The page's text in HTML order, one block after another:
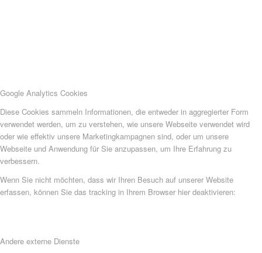
Google Analytics Cookies
Diese Cookies sammeln Informationen, die entweder in aggregierter Form
verwendet werden, um zu verstehen, wie unsere Webseite verwendet wird
oder wie effektiv unsere Marketingkampagnen sind, oder um unsere
Webseite und Anwendung für Sie anzupassen, um Ihre Erfahrung zu
verbessern.
Wenn Sie nicht möchten, dass wir Ihren Besuch auf unserer Website
erfassen, können Sie das tracking in Ihrem Browser hier deaktivieren:
Andere externe Dienste